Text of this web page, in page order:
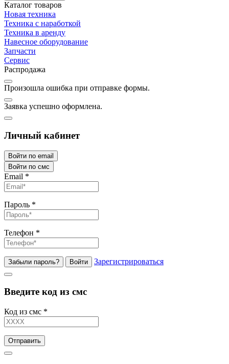
Каталог товаров
Новая техника
Техника с наработкой
Техника в аренду
Навесное оборудование
Запчасти
Сервис
Распродажа
Произошла ошибка при отправке формы.
Заявка успешно оформлена.
Личный кабинет
Войти по email
Войти по смс
Email *
Пароль *
Телефон *
Забыли пароль? Войти Зарегистрироваться
Введите код из смс
Код из смс *
Отправить